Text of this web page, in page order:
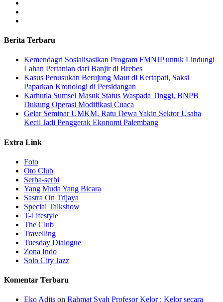
Berita Terbaru
Kemendagri Sosialisasikan Program FMNJP untuk Lindungi
Lahan Pertanian dari Banjir di Brebes
Kasus Penusukan Berujung Maut di Kertapati, Saksi
Paparkan Kronologi di Persidangan
Karhutla Sumsel Masuk Status Waspada Tinggi, BNPB
Dukung Operasi Modifikasi Cuaca
Gelar Seminar UMKM, Ratu Dewa Yakin Sektor Usaha
Kecil Jadi Penggerak Ekonomi Palembang
Extra Link
Foto
Oto Club
Serba-serbi
Yang Muda Yang Bicara
Sastra On Trijaya
Special Talkshow
T-Lifestyle
The Club
Travelling
Tuesday Dialogue
Zona Indo
Solo City Jazz
Komentar Terbaru
Eko Adjis on Rahmat Syah Profesor Kelor : Kelor secara